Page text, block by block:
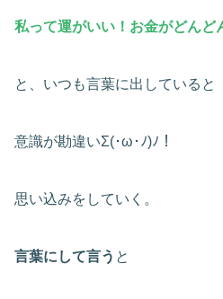
私って運がいい！お金がどんど
と、いつも言葉に出していると
意識が勘違いΣ(･ω･ﾉ)ﾉ！
思い込みをしていく。
言葉にして言う と